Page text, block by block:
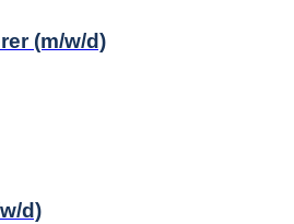
(m/w/d)
d)